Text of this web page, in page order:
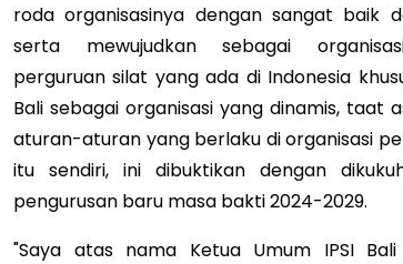
roda organisasinya dengan sangat baik
serta mewujudkan sebagai
perguruan silat yang ada di Indonesia
Bali sebagai organisasi yang dinamis, taat
aturan-aturan yang berlaku di organisasi
itu sendiri, ini dibuktikan dengan
pengurusan baru masa bakti 2024-2029.
"Saya atas nama Ketua Umum IPSI